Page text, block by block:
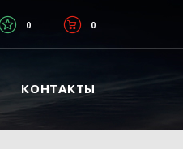
0 0
КОНТАКТЫ